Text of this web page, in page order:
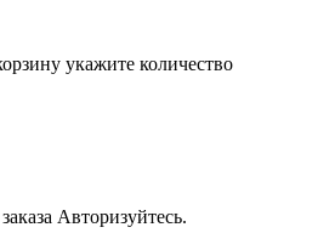
укажите количество
Авторизуйтесь.